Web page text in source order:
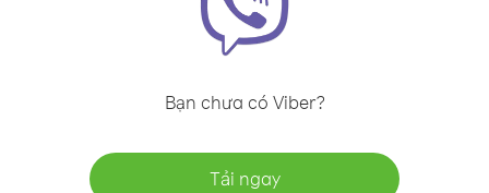
Bạn chưa có Viber?
Tải ngay